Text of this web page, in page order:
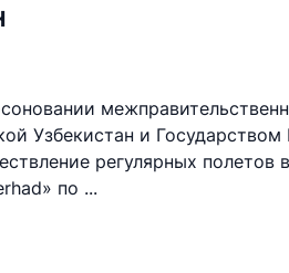
Узбекистан и
регулярных полетов
по ...